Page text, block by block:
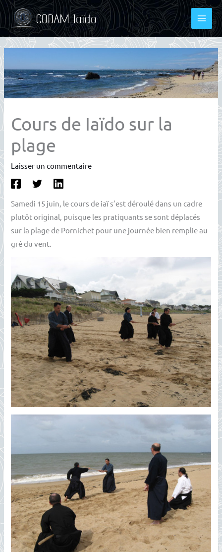
Aller
au
contenu
Cours de Iaïdo sur la
plage
Laisser un commentaire
Samedi 15 juin, le cours de iaï s’est déroulé dans un cadre
plutôt original, puisque les pratiquants se sont déplacés
sur la plage de Pornichet pour une journée bien remplie au
gré du vent.